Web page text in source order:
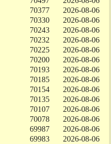
70377
2026-08-06
70330
2026-08-06
70243
2026-08-06
70232
2026-08-06
70225
2026-08-06
70200
2026-08-06
70193
2026-08-06
70185
2026-08-06
70154
2026-08-06
70135
2026-08-06
70107
2026-08-06
70078
2026-08-06
69987
2026-08-06
69983
2026-08-06